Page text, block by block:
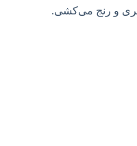
و رنج می‌کشی.